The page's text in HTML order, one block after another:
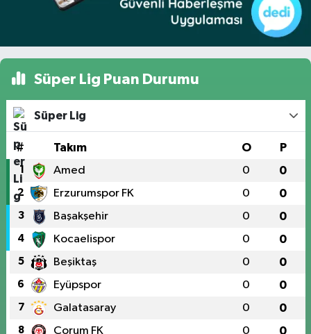
Süper Lig Puan Durumu
Süper Lig
# Takım O P
1 Amed 0 0
2 Erzurumspor FK 0 0
3 Başakşehir 0 0
4 Kocaelispor 0 0
5 Beşiktaş 0 0
6 Eyüpspor 0 0
7 Galatasaray 0 0
8 Çorum FK 0 0